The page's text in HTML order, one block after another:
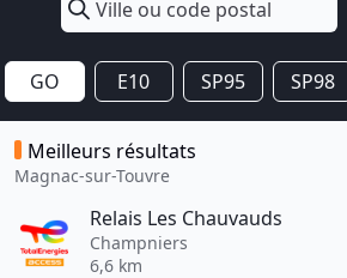
GO E10 SP95 SP98
Meilleurs résultats
Magnac-sur-Touvre
Relais Les Chauvauds
Champniers
6,6 km